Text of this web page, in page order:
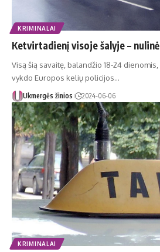
KRIMINALAI
Ketvirtadienį visoje šalyje –
Visą šią savaitę, balandžio 18-24
vykdo Europos kelių policijos…
Ukmergės žinios 2024-06-06
KRIMINALAI